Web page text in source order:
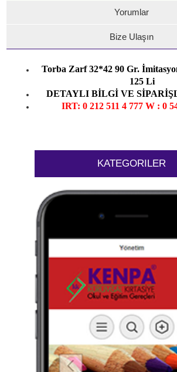
Yorumlar
Bize Ulaşın
Torba Zarf 32*42 90 Gr.
125 Li
DETAYLI BİLGİ VE
IRT: 0 212 511 4 777 W : 0
KATEGORILER